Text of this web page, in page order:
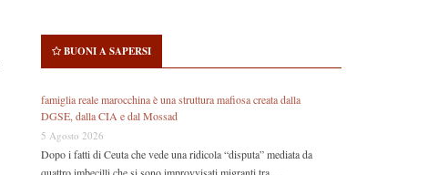
BUONI A SAPERSI
famiglia reale marocchina è una struttura mafiosa creata dalla
DGSE, dalla CIA e dal Mossad
5 Agosto 2026
Dopo i fatti di Ceuta che vede una ridicola “disputa” mediata da